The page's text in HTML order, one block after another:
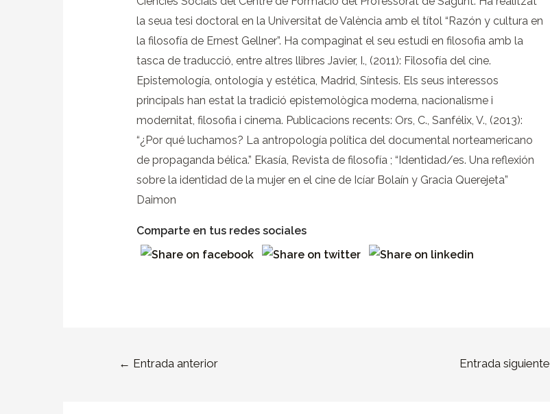
la seua tesi doctoral en la Universitat de València amb el títol “Razón y cultura en
la filosofía de Ernest Gellner”. Ha compaginat el seu estudi en filosofia amb la
tasca de traducció, entre altres llibres Javier, I., (2011): Filosofía del cine.
Epistemología, ontología y estética, Madrid, Síntesis. Els seus interessos
principals han estat la tradició epistemològica moderna, nacionalisme i
modernitat, filosofia i cinema. Publicacions recents: Ors, C., Sanfélix, V., (2013):
“¿Por qué luchamos? La antropología política del documental norteamericano
de propaganda bélica.” Ekasía, Revista de filosofía ; “Identidad/es. Una reflexión
sobre la identidad de la mujer en el cine de Icíar Bolaín y Gracia Querejeta”
Daimon
Comparte en tus redes sociales
← Entrada anterior Entrada siguiente